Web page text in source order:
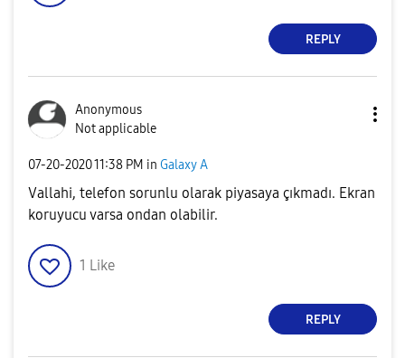
REPLY
Anonymous
Not applicable
‎07-20-202011:38 PM in Galaxy A
Vallahi, telefon sorunlu olarak piyasaya çıkmadı. Ekran
koruyucu varsa ondan olabilir.
1 Like
REPLY